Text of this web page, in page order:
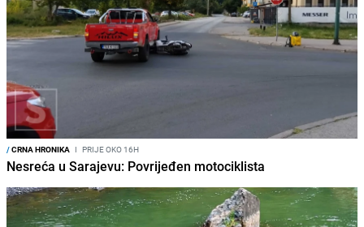
/CRNA HRONIKA I PRIJE OKO 16H
Nesreća u Sarajevu: Povrijeđen motociklista